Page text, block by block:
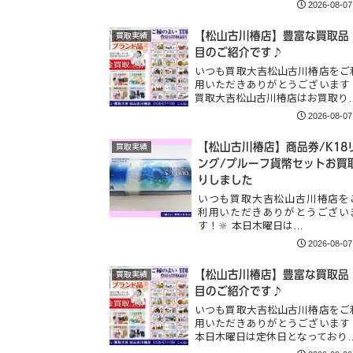
2026-08-07
買取実績
【松山古川椿店】豊富な買取品
目のご紹介です♪
いつも買取大吉松山古川椿店をご
用いただきありがとうございます
買取大吉松山古川椿店はお買取り…
2026-08-07
買取実績
【松山古川椿店】商品券/K18
ング/プルーフ貨幣セットお買
りしました
いつも買取大吉松山古川椿店を
利用いただきありがとうござい
す！🔆 本日木曜日は…
2026-08-07
買取実績
【松山古川椿店】豊富な買取品
目のご紹介です♪
いつも買取大吉松山古川椿店をご
用いただきありがとうございます
本日木曜日は定休日となっており